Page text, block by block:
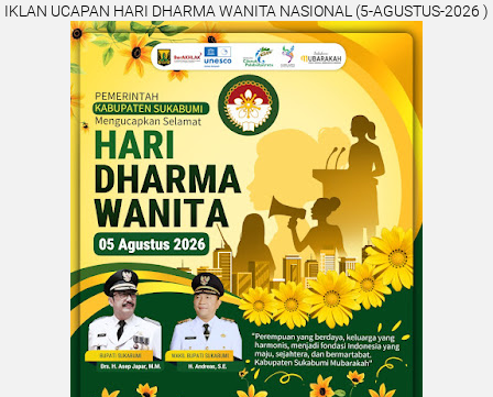
IKLAN UCAPAN HARI DHARMA WANITA NASIONAL (5-AGUSTUS-2026 )